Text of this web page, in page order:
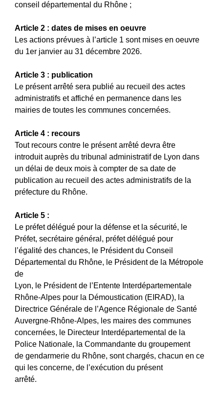
conseil départemental du Rhône ;
Article 2 : dates de mises en oeuvre
Les actions prévues à l’article 1 sont mises en oeuvre
du 1er janvier au 31 décembre 2026.
Article 3 : publication
Le présent arrêté sera publié au recueil des actes
administratifs et affiché en permanence dans les
mairies de toutes les communes concernées.
Article 4 : recours
Tout recours contre le présent arrêté devra être
introduit auprès du tribunal administratif de Lyon dans
un délai de deux mois à compter de sa date de
publication au recueil des actes administratifs de la
préfecture du Rhône.
Article 5 :
Le préfet délégué pour la défense et la sécurité, le
Préfet, secrétaire général, préfet délégué pour
l’égalité des chances, le Président du Conseil
Départemental du Rhône, le Président de la Métropole
de
Lyon, le Président de l’Entente Interdépartementale
Rhône-Alpes pour la Démoustication (EIRAD), la
Directrice Générale de l’Agence Régionale de Santé
Auvergne-Rhône-Alpes, les maires des communes
concernées, le Directeur Interdépartemental de la
Police Nationale, la Commandante du groupement
de gendarmerie du Rhône, sont chargés, chacun en ce
qui les concerne, de l’exécution du présent
arrêté.